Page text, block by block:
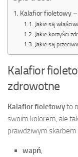
Kalafior fioletowy
Jakie są
Jakie korzyści
Jakie są
Kalafior
zdrowotne
Kalafior fioletowyto
swoim kolorem, ale
prawdziwym skarbem
wapń,